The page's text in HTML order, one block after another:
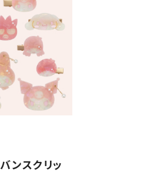
ンスクリッ